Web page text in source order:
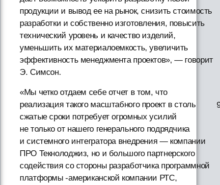
продукции и вывод ее на рынок, снизить стоимость
разработки и собственно изготовления, повысить
технический уровень и качество изделий,
уменьшить их материалоемкость, увеличить
эффективность менеджмента проектов», — говорит
Э. Симсон.
«Мы четко отдаем себе отчет в том, что
реализация такого масштабного проект в столь
сжатые сроки потребует огромных усилий
не только от нашего генерального подрядчика
и системного интегратора внедрения — компании
ПРО Текнолоджиз, но и большого партнерского
содействия со стороны разработчика программной
платформы -американской компании РТС,